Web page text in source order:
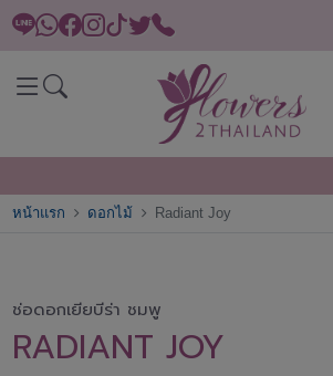
หน้าแรก ดอกไม้ Radiant Joy
ช่อดอกเยียบีร่า ชมพู
RADIANT JOY